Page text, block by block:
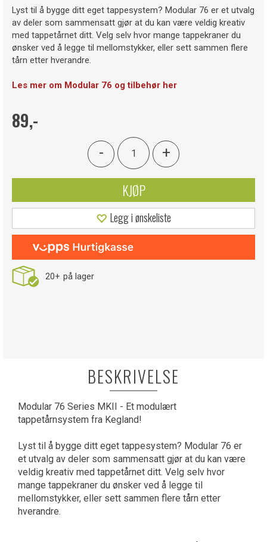
Lyst til å bygge ditt eget tappesystem? Modular 76 er et utvalg
av deler som sammensatt gjør at du kan være veldig kreativ
med tappetårnet ditt. Velg selv hvor mange tappekraner du
ønsker ved å legge til mellomstykker, eller sett sammen flere
tårn etter hverandre.
Les mer om Modular 76 og tilbehør her
89,-
- +
KJØP
Legg i ønskeliste
20+ på lager
BESKRIVELSE
Modular 76 Series MKII - Et modulært
tappetårnsystem fra Kegland!
Lyst til å bygge ditt eget tappesystem? Modular 76 er
et utvalg av deler som sammensatt gjør at du kan være
veldig kreativ med tappetårnet ditt. Velg selv hvor
mange tappekraner du ønsker ved å legge til
mellomstykker, eller sett sammen flere tårn etter
hverandre.